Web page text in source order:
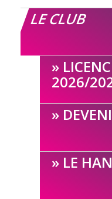
LE CLUB
2026/
LE